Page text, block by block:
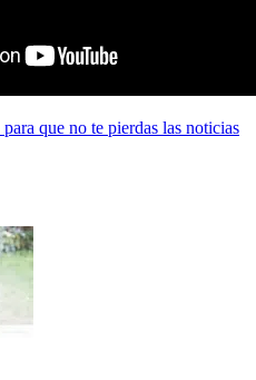
para que no te pierdas las noticias